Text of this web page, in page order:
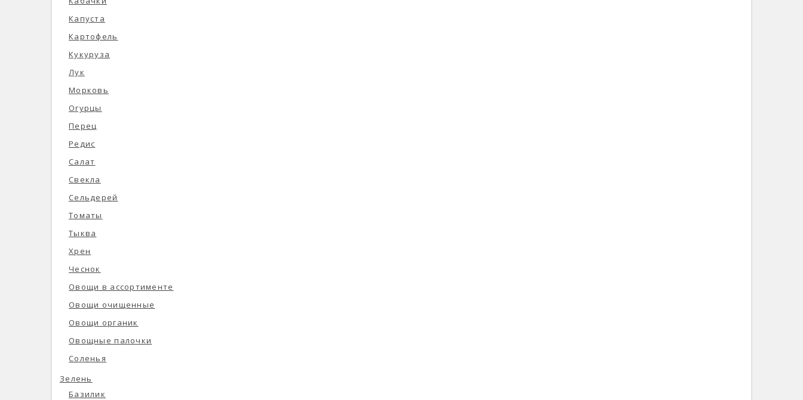
Капуста
Картофель
Кукуруза
Лук
Морковь
Огурцы
Перец
Редис
Салат
Свекла
Сельдерей
Томаты
Тыква
Хрен
Чеснок
Овощи в ассортименте
Овощи очищенные
Овощи органик
Овощные палочки
Соленья
Зелень
Базилик